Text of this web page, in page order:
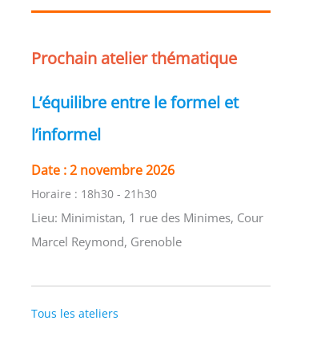
Prochain atelier thématique
L’équilibre entre le formel et
l’informel
Date :2 novembre 2026
Horaire : 18h30 - 21h30
Lieu: Minimistan, 1 rue des Minimes, Cour
Marcel Reymond, Grenoble
Tous les ateliers